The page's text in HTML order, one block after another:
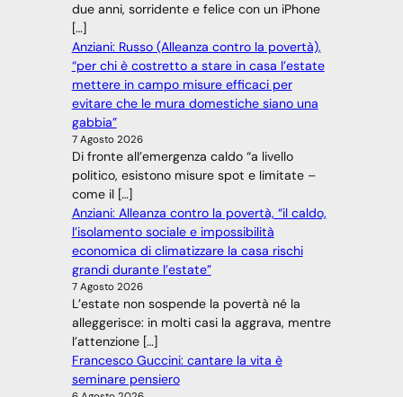
due anni, sorridente e felice con un iPhone
[…]
Anziani: Russo (Alleanza contro la povertà),
“per chi è costretto a stare in casa l’estate
mettere in campo misure efficaci per
evitare che le mura domestiche siano una
gabbia”
7 Agosto 2026
Di fronte all’emergenza caldo “a livello
politico, esistono misure spot e limitate –
come il […]
Anziani: Alleanza contro la povertà, “il caldo,
l’isolamento sociale e impossibilità
economica di climatizzare la casa rischi
grandi durante l’estate”
7 Agosto 2026
L’estate non sospende la povertà né la
alleggerisce: in molti casi la aggrava, mentre
l’attenzione […]
Francesco Guccini: cantare la vita è
seminare pensiero